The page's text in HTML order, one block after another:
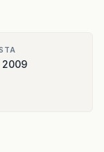
2009